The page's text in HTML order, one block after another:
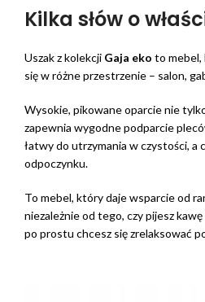
Kilka słów o
Uszak z kolekcji Gaja eko to mebel,
się w różne przestrzenie – salon,
Wysokie, pikowane oparcie nie
zapewnia wygodne podparcie
łatwy do utrzymania w czystości, a
odpoczynku.
To mebel, który daje wsparcie od
niezależnie od tego, czy pijesz kawę
po prostu chcesz się zrelaksować